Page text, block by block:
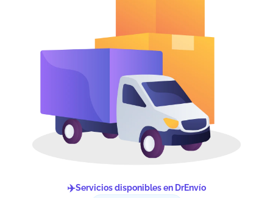
Servicios disponibles en DrEnvío